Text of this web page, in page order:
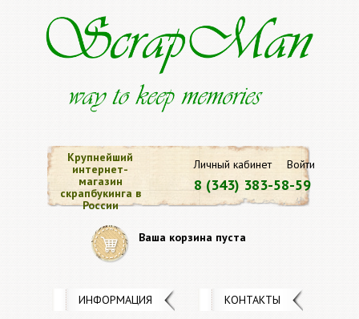
Личный кабинет Войти
8 (343) 383-58-59
Крупнейший
интернет-
магазин
скрапбукинга в
России
Ваша корзина пуста
ИНФОРМАЦИЯ КОНТАКТЫ